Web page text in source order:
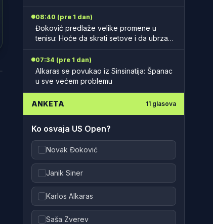
08:40 (pre 1 dan)
Đoković predlaže velike promene u
tenisu: Hoće da skrati setove i da ubrza
07:34 (pre 1 dan)
Alkaras se povukao iz Sinsinatija: Španac
u sve većem problemu
ANKETA 11 glasova
Ko osvaja US Open?
Novak Đoković
Janik Siner
Karlos Alkaras
Saša Zverev